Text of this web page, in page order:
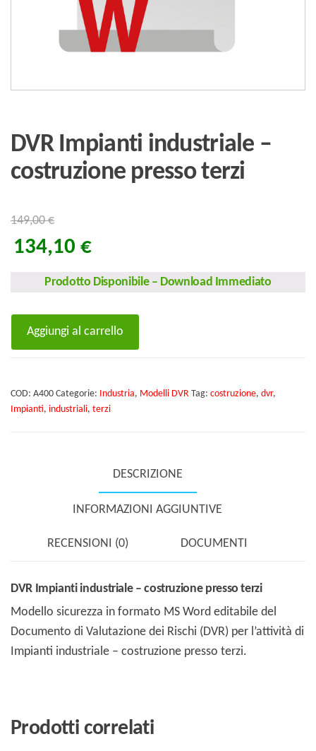
DVR Impianti industriale –
costruzione presso terzi
149,00€
134,10 €
Prodotto Disponibile – Download Immediato
costruzione
Aggiungi al carrello
COD: A400 Categorie: Industria, Modelli DVR Tag: costruzione, dvr,
Impianti, industriali, terzi
DESCRIZIONE
INFORMAZIONI AGGIUNTIVE
RECENSIONI (0) DOCUMENTI
DVR Impianti industriale – costruzione presso terzi
Modello sicurezza in formato MS Word editabile del
Documento di Valutazione dei Rischi (DVR) per l’attività di
Impianti industriale – costruzione presso terzi.
Prodotti correlati